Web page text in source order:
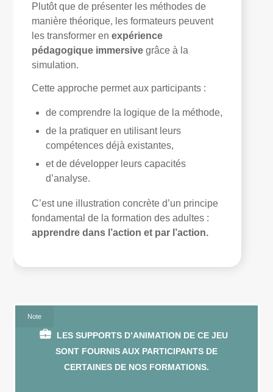
Plutôt que de présenter les méthodes de
manière théorique, les formateurs peuvent
les transformer enexpérience
pédagogique immersive grâce à la
simulation.
Cette approche permet aux participants :
de comprendre la logique de la méthode,
de la pratiquer en utilisant leurs
compétences déjà existantes,
et de développer leurs capacités
d’analyse.
C’est une illustration concrète d’un principe
fondamental de la formation des adultes :
apprendre dans l’action et par l’action.
Note
LES SUPPORTS D’ANIMATION DE CE JEU
SONT FOURNIS AUX PARTICIPANTS DE
CERTAINES DE NOS FORMATIONS.